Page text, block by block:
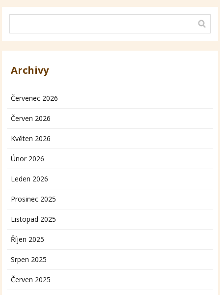
Archivy
Červenec 2026
Červen 2026
Květen 2026
Únor 2026
Leden 2026
Prosinec 2025
Listopad 2025
Říjen 2025
Srpen 2025
Červen 2025